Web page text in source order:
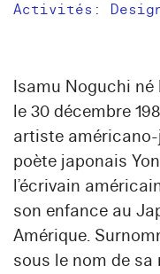
Activités:
Isamu Noguchi né
le 30 décembre
artiste
poète japonais
l’écrivain
son enfance au
Amérique.
sous le nom de sa